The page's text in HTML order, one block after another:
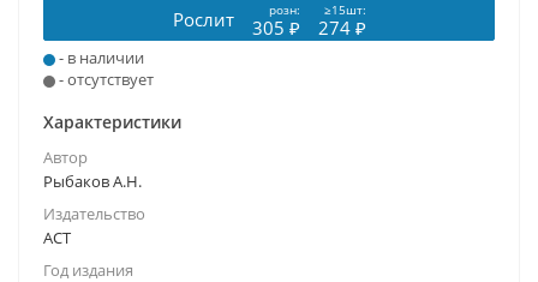
Рослит розн: ≥15шт:
305 ₽ 274 ₽
- в наличии
- отсутствует
Характеристики
Автор
Рыбаков А.Н.
Издательство
АСТ
Год издания